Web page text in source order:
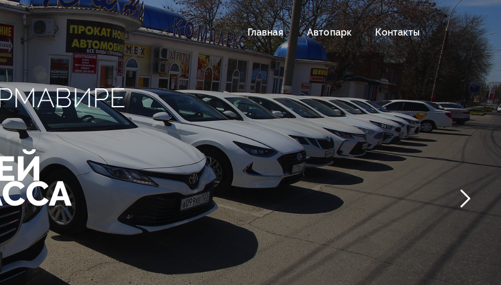
Главная Автопарк Контакты